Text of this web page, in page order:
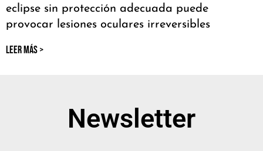
eclipse sin protección adecuada puede
provocar lesiones oculares irreversibles
LEER MÁS >
Newsletter